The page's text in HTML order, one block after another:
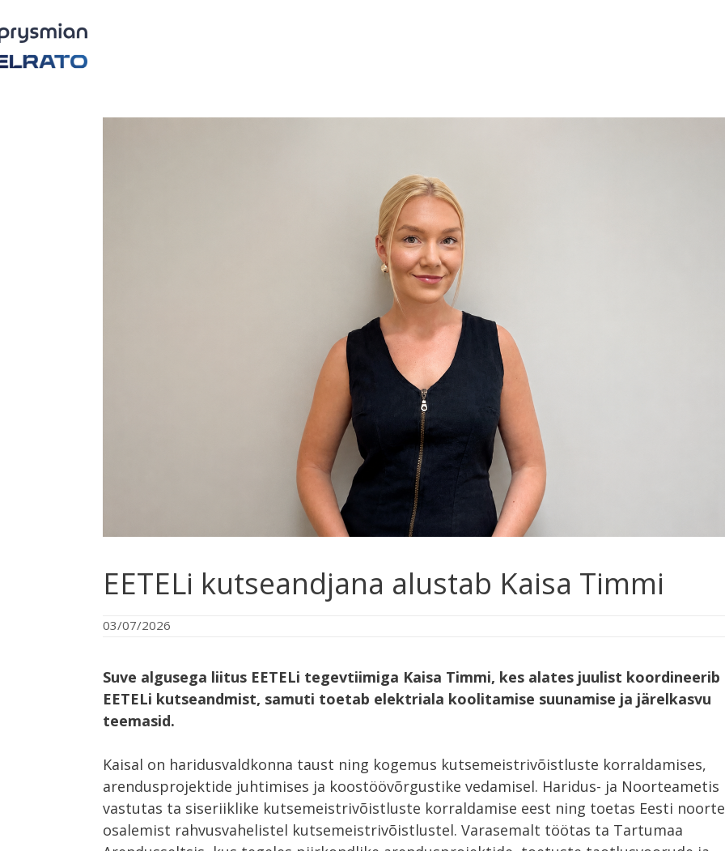
EETELi kutseandjana alustab Kaisa Timmi
03/07/2026
Suve algusega liitus EETELi tegevtiimiga Kaisa Timmi, kes alates juulist koordineerib
EETELi kutseandmist, samuti toetab elektriala koolitamise suunamise ja järelkasvu
teemasid.
Kaisal on haridusvaldkonna taust ning kogemus kutsemeistrivõistluste korraldamises,
arendusprojektide juhtimises ja koostöövõrgustike vedamisel. Haridus- ja Noorteametis
vastutas ta siseriiklike kutsemeistrivõistluste korraldamise eest ning toetas Eesti noorte
osalemist rahvusvahelistel kutsemeistrivõistlustel. Varasemalt töötas ta Tartumaa